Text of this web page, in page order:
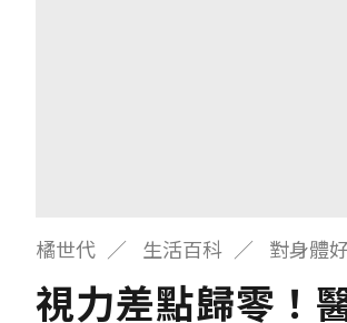
橘世代 生活百科 對身體
視力差點歸零！